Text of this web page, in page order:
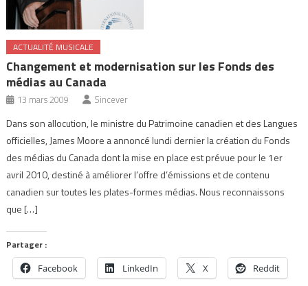
ACTUALITÉ MUSICALE
Changement et modernisation sur les Fonds des
médias au Canada
13 mars 2009 Sincever
Dans son allocution, le ministre du Patrimoine canadien et des Langues
officielles, James Moore a annoncé lundi dernier la création du Fonds
des médias du Canada dont la mise en place est prévue pour le 1er
avril 2010, destiné à améliorer l’offre d’émissions et de contenu
canadien sur toutes les plates-formes médias. Nous reconnaissons
que […]
Partager :
Facebook LinkedIn X Reddit